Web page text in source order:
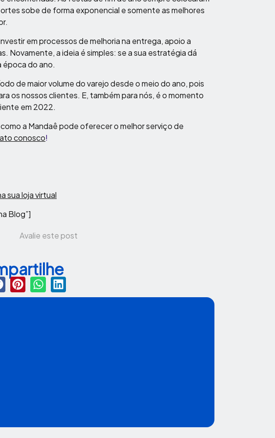
sobe de forma exponencial e somente as melhores
em processos de melhoria na entrega, apoio a
Novamente, a ideia é simples: se a sua estratégia dá
época do ano.
de maior volume do varejo desde o meio do ano, pois
os nossos clientes. E, também para nós, é o momento
em 2022.
a Mandaê pode oferecer o melhor serviço de
conosco!
sua loja virtual
Blog”]
Avalie este post